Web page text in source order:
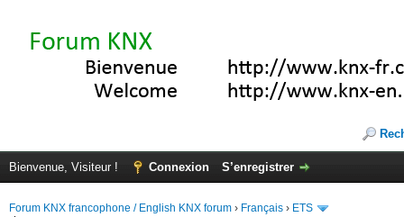
Bienvenue, Visiteur ! Connexion S’enregistrer
Forum KNX francophone / English KNX forum › Français › ETS